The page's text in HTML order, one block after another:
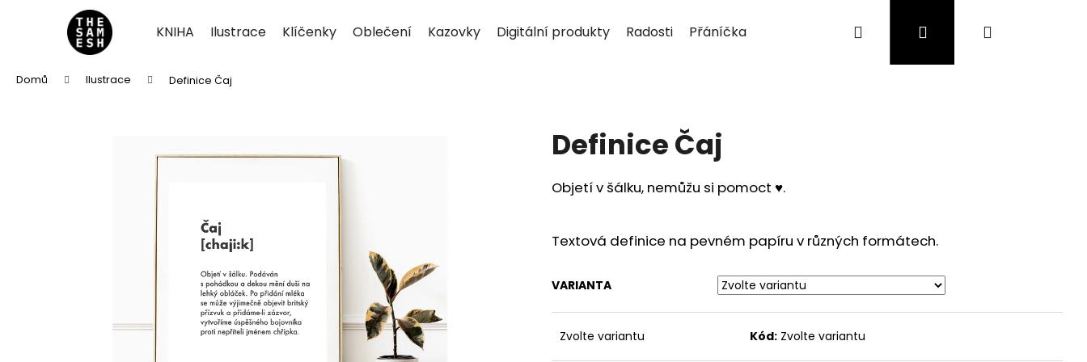
KNIHA Ilustrace Klíčenky Oblečení Kazovky Digitální produkty Radosti Přáníčka Pro děti O mně Moje objednávka
Přihlášení
Domů Ilustrace Definice Čaj
Definice Čaj
Objetí v šálku, nemůžu si pomoct ♥️.
Textová definice na pevném papíru v různých formátech.
VARIANTA
Zvolte variantu Kód: Zvolte variantu
Zpět
obchodu
Zpět
obchodu
HLEDAT
Následující